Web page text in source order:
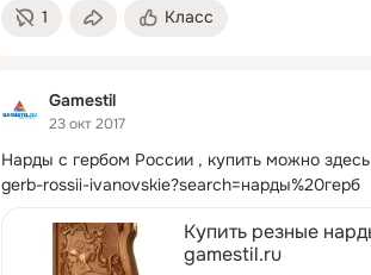
1 Класс
Gamestil
23 окт 2017
Нарды с гербом России , купить можно здесь
gerb-rossii-ivanovskie?search=нарды%20герб
Купить резные
gamestil.ru